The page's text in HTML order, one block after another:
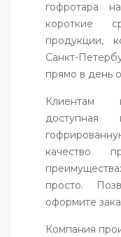
гофротара
короткие
продукции,
Санкт-
прямо в день
Клиентам
качество
просто.
оформите
Компания